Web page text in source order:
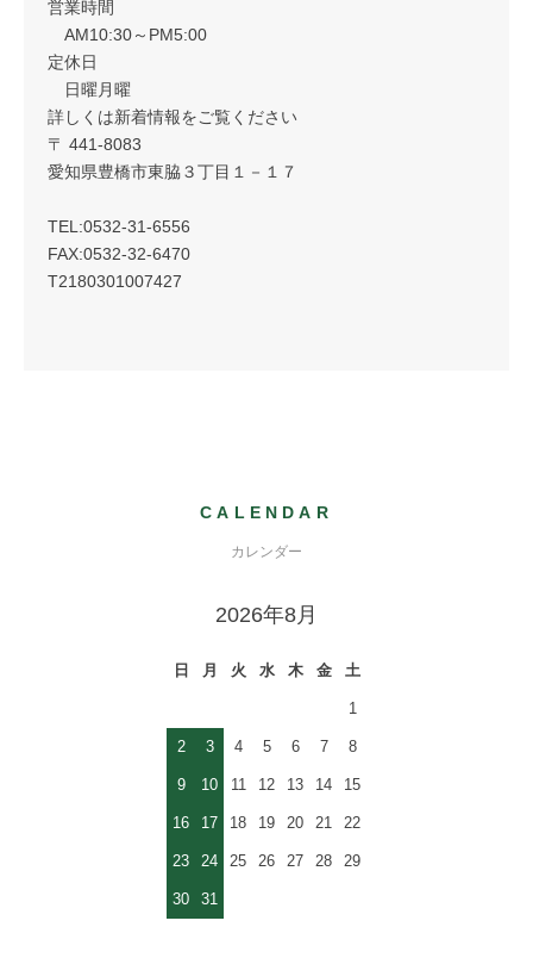
営業時間
AM10:30～PM5:00
定休日
日曜月曜
詳しくは新着情報をご覧ください
〒 441-8083
愛知県豊橋市東脇３丁目１－１７
TEL:0532-31-6556
FAX:0532-32-6470
T2180301007427
CALENDAR
カレンダー
2026年8月
日 月 火 水 木 金 土
1
2 3 4 5 6 7 8
9 10 11 12 13 14 15
16 17 18 19 20 21 22
23 24 25 26 27 28 29
30 31